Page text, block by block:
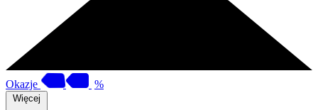
Okazje %
Więcej